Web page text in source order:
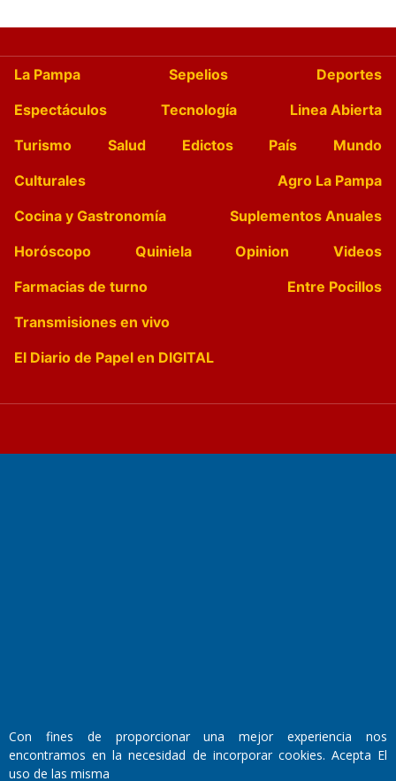
La Pampa Sepelios
Deportes
Espectáculos
Tecnología
Linea Abierta
Turismo
Salud Edictos País
Mundo
Culturales
Agro La Pampa
Cocina y Gastronomía
Suplementos Anuales
Horóscopo
Quiniela Opinion
Videos
Farmacias de turno
Entre Pocillos
Transmisiones en vivo
El Diario de Papel en DIGITAL
Domicilio Legal: José Ingenieros 855,
Con fines de proporcionar una mejor experiencia nos
encontramos en la necesidad de incorporar cookies. Acepta El
uso de las misma